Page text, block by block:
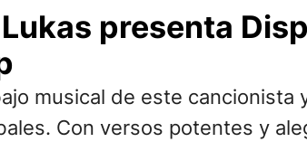
presenta
musical de este
Con versos potentes y